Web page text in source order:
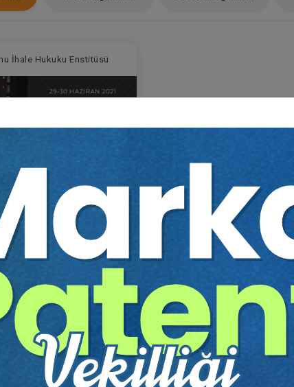
İhale Hukuku Enstitüsü
İHALE HUKUKU
Tekrar Talep Et